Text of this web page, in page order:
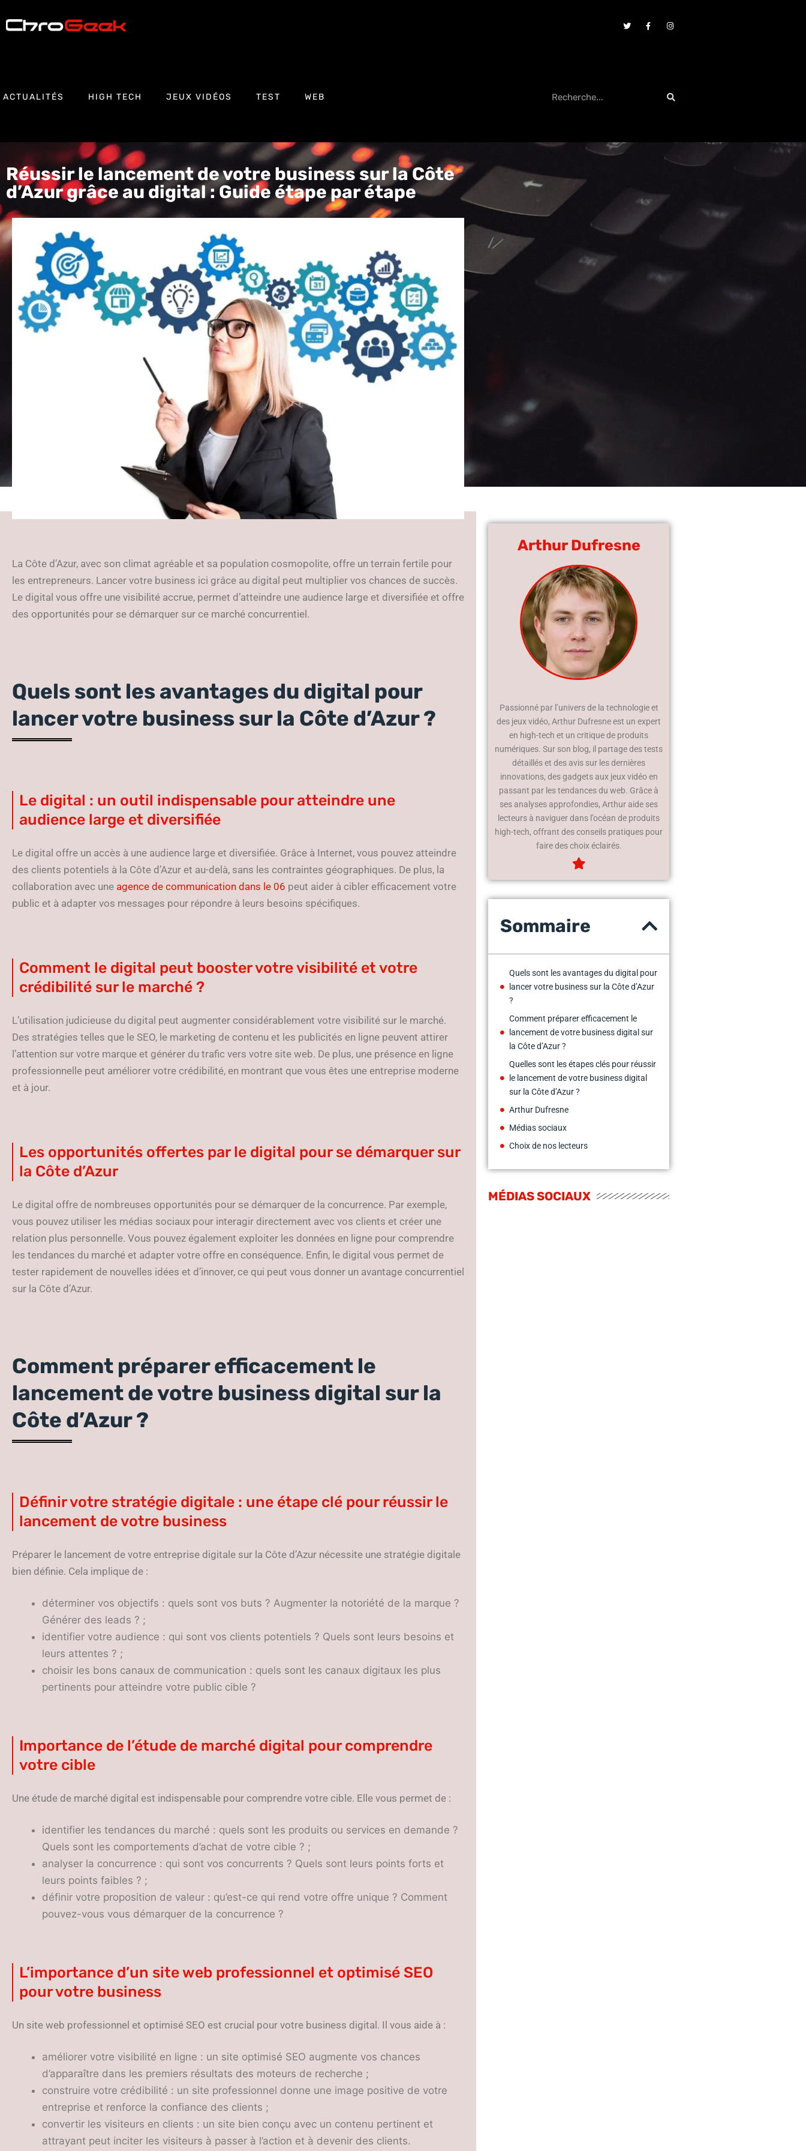
ACTUALITÉS HIGH TECH JEUX VIDÉOS TEST WEB
Réussir le lancement de votre business sur la Côte
d’Azur grâce au digital : Guide étape par étape
La Côte d’Azur, avec son climat agréable et sa population cosmopolite, offre un terrain fertile pour
les entrepreneurs. Lancer votre business ici grâce au digital peut multiplier vos chances de succès.
Le digital vous offre une visibilité accrue, permet d’atteindre une audience large et diversifiée et offre
des opportunités pour se démarquer sur ce marché concurrentiel.
Quels sont les avantages du digital pour
lancer votre business sur la Côte d’Azur ?
Le digital : un outil indispensable pour atteindre une
audience large et diversifiée
Le digital offre un accès à une audience large et diversifiée. Grâce à Internet, vous pouvez atteindre
des clients potentiels à la Côte d’Azur et au-delà, sans les contraintes géographiques. De plus, la
collaboration avec une agence de communication dans le 06 peut aider à cibler efficacement votre
public et à adapter vos messages pour répondre à leurs besoins spécifiques.
Comment le digital peut booster votre visibilité et votre
crédibilité sur le marché ?
L’utilisation judicieuse du digital peut augmenter considérablement votre visibilité sur le marché.
Des stratégies telles que le SEO, le marketing de contenu et les publicités en ligne peuvent attirer
l’attention sur votre marque et générer du trafic vers votre site web. De plus, une présence en ligne
professionnelle peut améliorer votre crédibilité, en montrant que vous êtes une entreprise moderne
et à jour.
Les opportunités offertes par le digital pour se démarquer sur
la Côte d’Azur
Le digital offre de nombreuses opportunités pour se démarquer de la concurrence. Par exemple,
vous pouvez utiliser les médias sociaux pour interagir directement avec vos clients et créer une
relation plus personnelle. Vous pouvez également exploiter les données en ligne pour comprendre
les tendances du marché et adapter votre offre en conséquence. Enfin, le digital vous permet de
tester rapidement de nouvelles idées et d’innover, ce qui peut vous donner un avantage concurrentiel
sur la Côte d’Azur.
Comment préparer efficacement le
lancement de votre business digital sur la
Côte d’Azur ?
Définir votre stratégie digitale : une étape clé pour réussir le
lancement de votre business
Préparer le lancement de votre entreprise digitale sur la Côte d’Azur nécessite une stratégie digitale
bien définie. Cela implique de :
déterminer vos objectifs : quels sont vos buts ? Augmenter la notoriété de la marque ?
Générer des leads ? ;
identifier votre audience : qui sont vos clients potentiels ? Quels sont leurs besoins et
leurs attentes ? ;
choisir les bons canaux de communication : quels sont les canaux digitaux les plus
pertinents pour atteindre votre public cible ?
Importance de l’étude de marché digital pour comprendre
votre cible
Une étude de marché digital est indispensable pour comprendre votre cible. Elle vous permet de :
identifier les tendances du marché : quels sont les produits ou services en demande ?
Quels sont les comportements d’achat de votre cible ? ;
analyser la concurrence : qui sont vos concurrents ? Quels sont leurs points forts et
leurs points faibles ? ;
définir votre proposition de valeur : qu’est-ce qui rend votre offre unique ? Comment
pouvez-vous vous démarquer de la concurrence ?
L’importance d’un site web professionnel et optimisé SEO
pour votre business
Un site web professionnel et optimisé SEO est crucial pour votre business digital. Il vous aide à :
améliorer votre visibilité en ligne : un site optimisé SEO augmente vos chances
d’apparaître dans les premiers résultats des moteurs de recherche ;
construire votre crédibilité : un site professionnel donne une image positive de votre
entreprise et renforce la confiance des clients ;
convertir les visiteurs en clients : un site bien conçu avec un contenu pertinent et
attrayant peut inciter les visiteurs à passer à l’action et à devenir des clients.
Arthur Dufresne
Passionné par l’univers de la technologie et
des jeux vidéo, Arthur Dufresne est un expert
en high-tech et un critique de produits
numériques. Sur son blog, il partage des tests
détaillés et des avis sur les dernières
innovations, des gadgets aux jeux vidéo en
passant par les tendances du web. Grâce à
ses analyses approfondies, Arthur aide ses
lecteurs à naviguer dans l’océan de produits
high-tech, offrant des conseils pratiques pour
faire des choix éclairés.
Sommaire
Quels sont les avantages du digital pour
lancer votre business sur la Côte d’Azur
?
Comment préparer efficacement le
lancement de votre business digital sur
la Côte d’Azur ?
Quelles sont les étapes clés pour réussir
le lancement de votre business digital
sur la Côte d’Azur ?
Arthur Dufresne
Médias sociaux
Choix de nos lecteurs
MÉDIAS SOCIAUX